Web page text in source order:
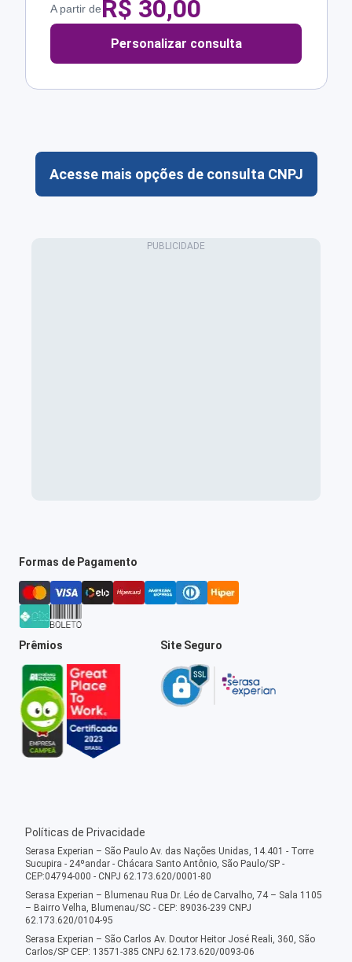
A partir deR$ 30,00
Personalizar consulta
Acesse mais opções de consulta CNPJ
Formas de Pagamento
Prêmios Site Seguro
Políticas de Privacidade
Serasa Experian – São Paulo Av. das Nações Unidas, 14.401 - Torre
Sucupira - 24ºandar - Chácara Santo Antônio, São Paulo/SP -
CEP:04794-000 - CNPJ 62.173.620/0001-80
Serasa Experian – Blumenau Rua Dr. Léo de Carvalho, 74 – Sala 1105
– Bairro Velha, Blumenau/SC - CEP: 89036-239 CNPJ
62.173.620/0104-95
Serasa Experian – São Carlos Av. Doutor Heitor José Reali, 360, São
Carlos/SP CEP: 13571-385 CNPJ 62.173.620/0093-06